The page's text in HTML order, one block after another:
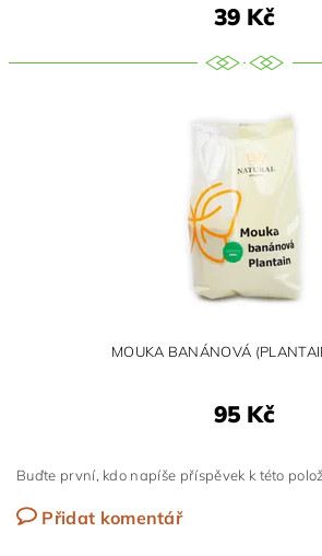
39 Kč
MOUKA BANÁNOVÁ
95 Kč
Buďte první, kdo napíše příspěvek k této
Přidat komentář